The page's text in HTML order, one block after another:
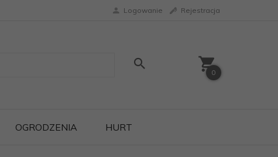
Logowanie Rejestracja
0
OGRODZENIA HURT